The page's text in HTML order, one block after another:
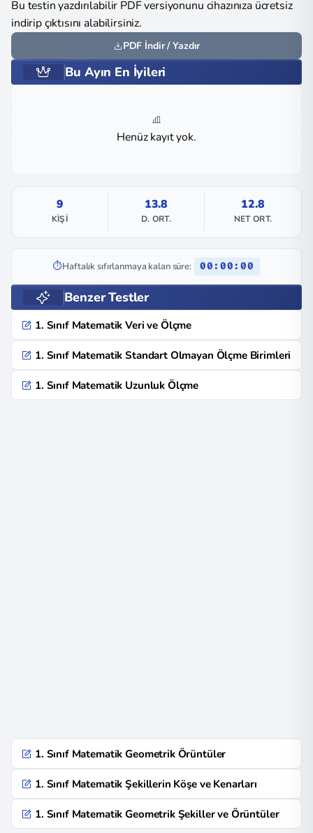
Bu testin yazdırılabilir PDF versiyonunu cihazınıza ücretsiz
indirip çıktısını alabilirsiniz.
PDF İndir / Yazdır
Bu Ayın En İyileri
Henüz kayıt yok.
9
KIŞI
13.8
D. ORT.
12.8
NET ORT.
⏱️Haftalık sıfırlanmaya kalan süre: 00:00:00
Benzer Testler
1. Sınıf Matematik Veri ve Ölçme
1. Sınıf Matematik Standart Olmayan Ölçme Birimleri
1. Sınıf Matematik Uzunluk Ölçme
1. Sınıf Matematik Geometrik Örüntüler
1. Sınıf Matematik Şekillerin Köşe ve Kenarları
1. Sınıf Matematik Geometrik Şekiller ve Örüntüler